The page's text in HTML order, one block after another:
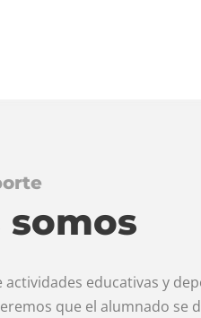
somos
educativas y
que el alumnado se